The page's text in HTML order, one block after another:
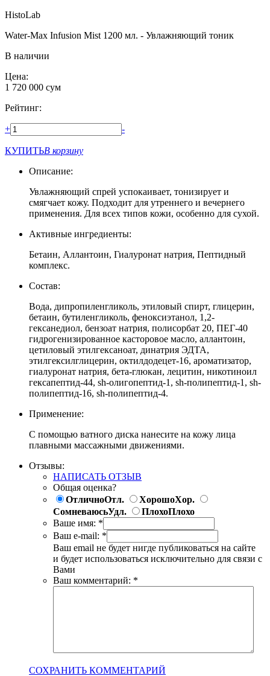
HistoLab
Water-Max Infusion Mist 1200 мл. - Увлажняющий тоник
В наличии
Цена:
1 720 000 сум
Рейтинг:
+ -
КУПИТЬВ корзину
Описание:
Увлажняющий спрей успокаивает, тонизирует и
смягчает кожу. Подходит для утреннего и вечернего
применения. Для всех типов кожи, особенно для сухой.
Активные ингредиенты:
Бетаин, Аллантоин, Гиалуронат натрия, Пептидный
комплекс.
Состав:
Вода, дипропиленгликоль, этиловый спирт, глицерин,
бетаин, бутиленгликоль, феноксиэтанол, 1,2-
гексанедиол, бензоат натрия, полисорбат 20, ПЕГ-40
гидрогенизированное касторовое масло, аллантоин,
цетиловый этилгексаноат, динатрия ЭДТА,
этилгексилглицерин, октилдодецет-16, ароматизатор,
гиалуронат натрия, бета-глюкан, лецитин, никотиноил
гексапептид-44, sh-олигопептид-1, sh-полипептид-1, sh-
полипептид-16, sh-полипептид-4.
Применение:
C помощью ватного диска нанесите на кожу лица
плавными массажными движениями.
Отзывы:
НАПИСАТЬ ОТЗЫВ
Общая оценка?
ОтличноОтл. ХорошоХор.
СомневаюсьУдл. ПлохоПлохо
Ваше имя: *
Ваш e-mail: *
Ваш email не будет нигде публиковаться на сайте
и будет использоваться исключительно для связи с
Вами
Ваш комментарий: *
СОХРАНИТЬ КОММЕНТАРИЙ